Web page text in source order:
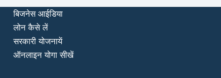
बिजनेस आईडिया
लोन कैसे लें
सरकारी योजनायें
ऑनलाइन योगा सीखें